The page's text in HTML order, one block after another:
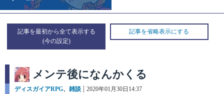
記事を最初から全て表示する 記事を省略表示にする
メンテ後になんかくる
カ
ディスガイアRPG、 雑談
投
2020年01月30日14:37